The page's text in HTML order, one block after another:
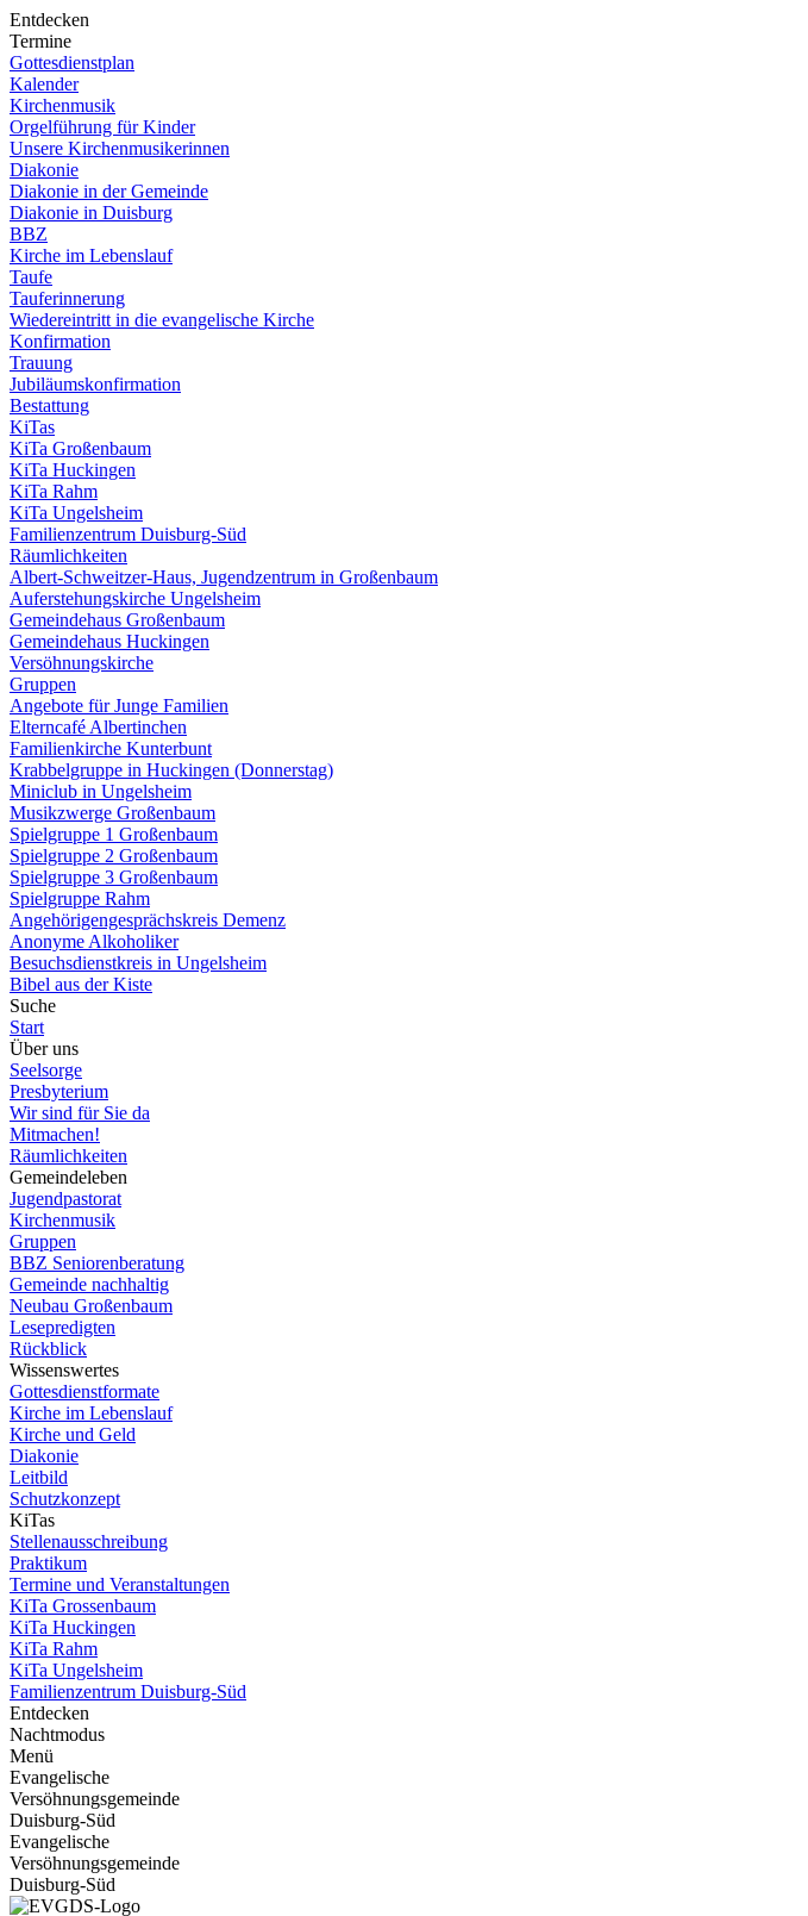
Entdecken
Termine
Gottesdienstplan
Kalender
Kirchenmusik
Orgelführung für Kinder
Unsere Kirchenmusikerinnen
Diakonie
Diakonie in der Gemeinde
Diakonie in Duisburg
BBZ
Kirche im Lebenslauf
Taufe
Tauferinnerung
Wiedereintritt in die evangelische Kirche
Konfirmation
Trauung
Jubiläumskonfirmation
Bestattung
KiTas
KiTa Großenbaum
KiTa Huckingen
KiTa Rahm
KiTa Ungelsheim
Familienzentrum Duisburg-Süd
Räumlichkeiten
Albert-Schweitzer-Haus, Jugendzentrum in Großenbaum
Auferstehungskirche Ungelsheim
Gemeindehaus Großenbaum
Gemeindehaus Huckingen
Versöhnungskirche
Gruppen
Angebote für Junge Familien
Elterncafé Albertinchen
Familienkirche Kunterbunt
Krabbelgruppe in Huckingen (Donnerstag)
Miniclub in Ungelsheim
Musikzwerge Großenbaum
Spielgruppe 1 Großenbaum
Spielgruppe 2 Großenbaum
Spielgruppe 3 Großenbaum
Spielgruppe Rahm
Angehörigengesprächskreis Demenz
Anonyme Alkoholiker
Besuchsdienstkreis in Ungelsheim
Bibel aus der Kiste
Suche
Start
Über uns
Seelsorge
Presbyterium
Wir sind für Sie da
Mitmachen!
Räumlichkeiten
Gemeindeleben
Jugendpastorat
Kirchenmusik
Gruppen
BBZ Seniorenberatung
Gemeinde nachhaltig
Neubau Großenbaum
Lesepredigten
Rückblick
Wissenswertes
Gottesdienstformate
Kirche im Lebenslauf
Kirche und Geld
Diakonie
Leitbild
Schutzkonzept
KiTas
Stellenausschreibung
Praktikum
Termine und Veranstaltungen
KiTa Grossenbaum
KiTa Huckingen
KiTa Rahm
KiTa Ungelsheim
Familienzentrum Duisburg-Süd
Entdecken
Nachtmodus
Menü
Evangelische
Versöhnungsgemeinde
Duisburg-Süd
Evangelische
Versöhnungsgemeinde
Duisburg-Süd